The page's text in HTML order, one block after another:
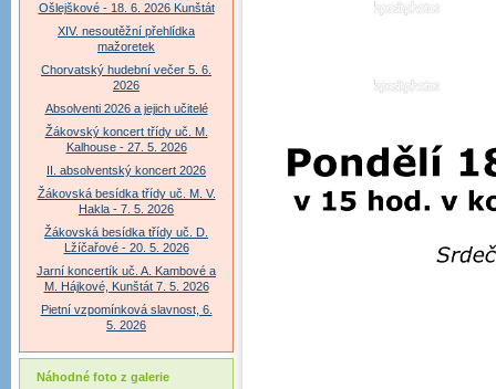
Ošlejškové - 18. 6. 2026 Kunštát
XIV. nesoutěžní přehlídka
mažoretek
Chorvatský hudební večer 5. 6.
2026
Absolventi 2026 a jejich učitelé
Žákovský koncert třídy uč. M.
Kalhouse - 27. 5. 2026
II. absolventský koncert 2026
Žákovská besídka třídy uč. M. V.
Hakla - 7. 5. 2026
Žákovská besídka třídy uč. D.
Lžíčařové - 20. 5. 2026
Jarní koncertík uč. A. Kambové a
M. Hájkové, Kunštát 7. 5. 2026
Pietní vzpomínková slavnost, 6.
5. 2026
Náhodné foto z galerie